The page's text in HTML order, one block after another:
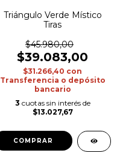
Triángulo Verde Místico
Tiras
$45.980,00
$39.083,00
$31.266,40 con
Transferencia o depósito
bancario
3 cuotas sin interés de
$13.027,67
COMPRAR